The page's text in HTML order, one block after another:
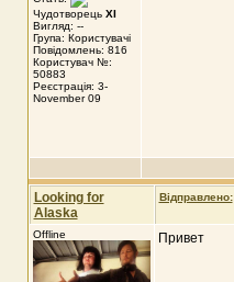
Чудотворець XI
Вигляд: --
Група: Користувачі
Повідомлень: 816
Користувач №:
50883
Реєстрація: 3-
November 09
Looking for
Alaska
Відправлено:
Offline Привет